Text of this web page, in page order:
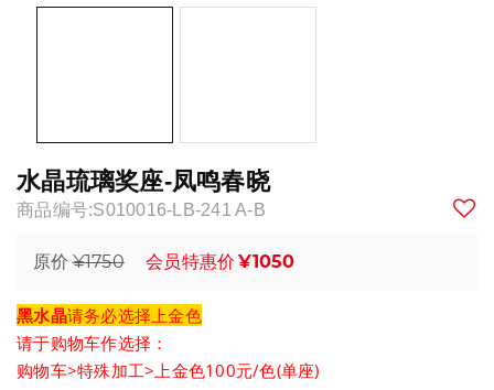
水晶琉璃奖座-凤鸣春晓
商品编号:S010016-LB-241 A-B
原价 ¥1750 会员特惠价 ¥1050
黑水晶请务必选择上金色
请于购物车作选择：
购物车>特殊加工>上金色100元/色(单座)